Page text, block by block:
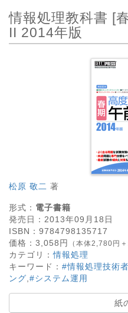
情報処理教科書 [
II 2014年版
松原 敬二 著
形式： 電子書籍
発売日： 2013年09月18日
ISBN： 9784798135717
価格： 3,058 円 （本体2,780円
カテゴリ：情報処理
キーワード： #情報処理技術
ング #システム運用
紙